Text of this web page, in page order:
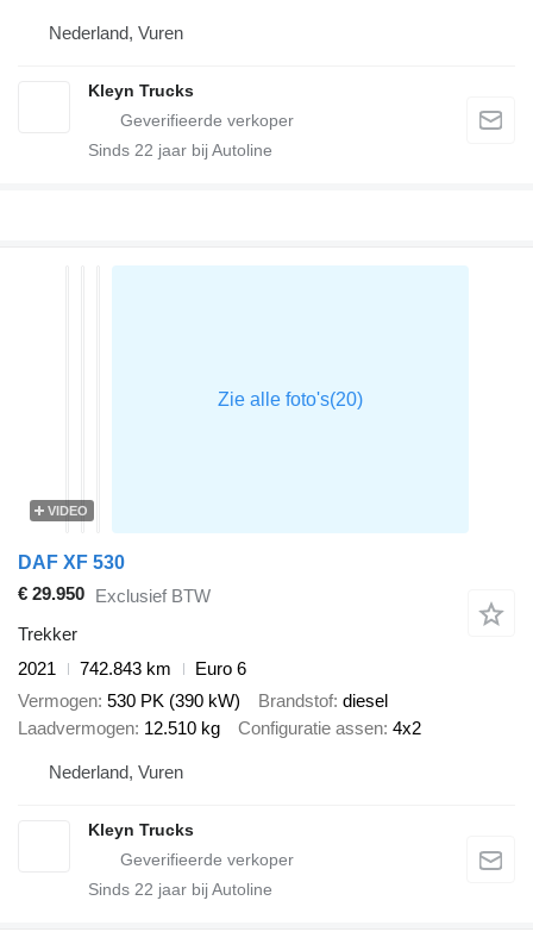
Nederland, Vuren
Kleyn Trucks
Sinds 22 jaar bij Autoline
VIDEO
DAF XF 530
€ 29.950 Exclusief BTW
Trekker
2021
742.843 km
Euro 6
Vermogen 530 PK (390 kW) Brandstof diesel
Laadvermogen 12.510 kg Configuratie assen 4x2
Nederland, Vuren
Kleyn Trucks
Sinds 22 jaar bij Autoline